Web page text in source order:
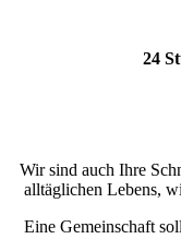
24
Wir sind auch Ihre
alltäglichen Lebens,
Eine Gemeinschaft